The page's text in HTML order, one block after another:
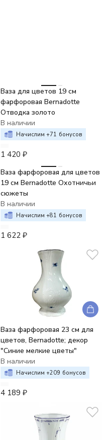
Ваза для цветов 19 см
фарфоровая Bernadotte
Отводка золото
В наличии
Начислим +71 бонусов
1 420 ₽
Ваза фарфоровая для цветов
19 см Bernadotte Охотничьи
сюжеты
В наличии
Начислим +81 бонусов
1 622 ₽
Ваза фарфоровая 23 см для
цветов, Bernadotte; декор
"Синие мелкие цветы"
В наличии
Начислим +209 бонусов
4 189 ₽